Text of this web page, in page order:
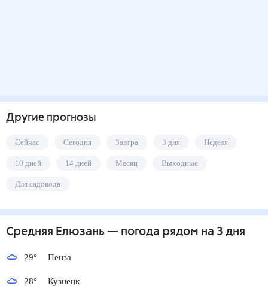
Другие прогнозы
Сейчас Сегодня Завтра 3 дня Неделя
10 дней 14 дней Месяц Выходные
Для садовода
Средняя Елюзань — погода рядом на 3 дня
29° Пенза
28° Кузнецк